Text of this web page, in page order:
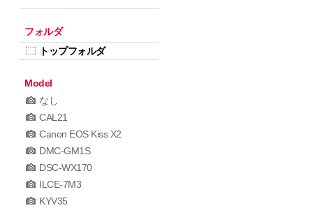
フォルダ
トップフォルダ
Model
なし
CAL21
Canon EOS Kiss X2
DMC-GM1S
DSC-WX170
ILCE-7M3
KYV35